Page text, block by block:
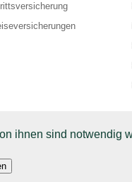
ihnen sind notwendig